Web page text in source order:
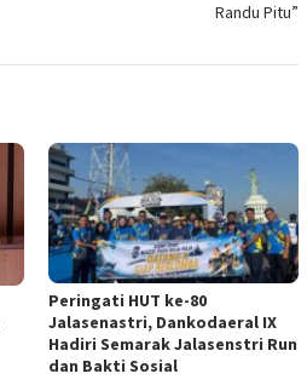
Randu Pitu”
Peringati HUT ke-80
Jalasenastri, Dankodaeral IX
Hadiri Semarak Jalasenstri Run
dan Bakti Sosial